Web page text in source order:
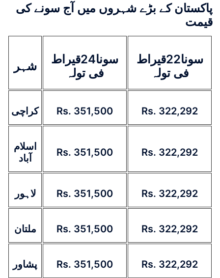
پاکستان کے بڑے شہروں میں آج سونے کی
قیمت
شہر
سونا24قیراط
فی تولہ
سونا22قیراط
فی تولہ
کراچی Rs. 351,500 Rs. 322,292
اسلام
آباد
Rs. 351,500 Rs. 322,292
لاہور Rs. 351,500 Rs. 322,292
ملتان Rs. 351,500 Rs. 322,292
پشاور Rs. 351,500 Rs. 322,292